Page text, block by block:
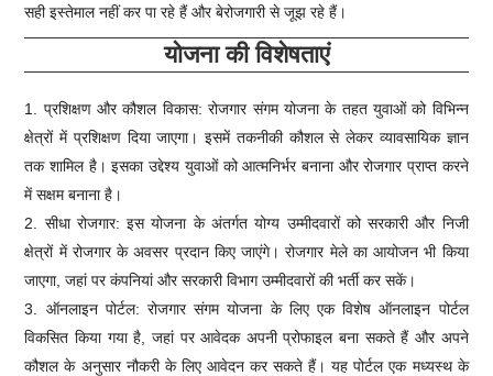
सही इस्तेमाल नहीं कर पा रहे हैं और बेरोजगारी से जूझ रहे हैं।
योजना की विशेषताएं
1. प्रशिक्षण और कौशल विकास: रोजगार संगम योजना के तहत युवाओं को विभिन्न
क्षेत्रों में प्रशिक्षण दिया जाएगा। इसमें तकनीकी कौशल से लेकर व्यावसायिक ज्ञान
तक शामिल है। इसका उद्देश्य युवाओं को आत्मनिर्भर बनाना और रोजगार प्राप्त करने
में सक्षम बनाना है।
2. सीधा रोजगार: इस योजना के अंतर्गत योग्य उम्मीदवारों को सरकारी और निजी
क्षेत्रों में रोजगार के अवसर प्रदान किए जाएंगे। रोजगार मेले का आयोजन भी किया
जाएगा, जहां पर कंपनियां और सरकारी विभाग उम्मीदवारों की भर्ती कर सकें।
3. ऑनलाइन पोर्टल: रोजगार संगम योजना के लिए एक विशेष ऑनलाइन पोर्टल
विकसित किया गया है, जहां पर आवेदक अपनी प्रोफाइल बना सकते हैं और अपने
कौशल के अनुसार नौकरी के लिए आवेदन कर सकते हैं। यह पोर्टल एक मध्यस्थ के